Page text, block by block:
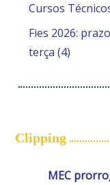
Cursos
Fies 2026:
terça (4)
Clipping
MEC